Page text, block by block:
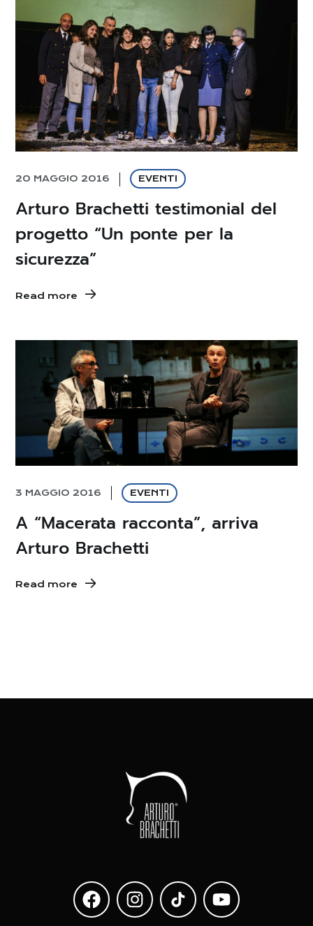
20 MAGGIO 2016 EVENTI
Arturo Brachetti testimonial del
progetto “Un ponte per la
sicurezza”
Read more
3 MAGGIO 2016 EVENTI
A “Macerata racconta”, arriva
Arturo Brachetti
Read more